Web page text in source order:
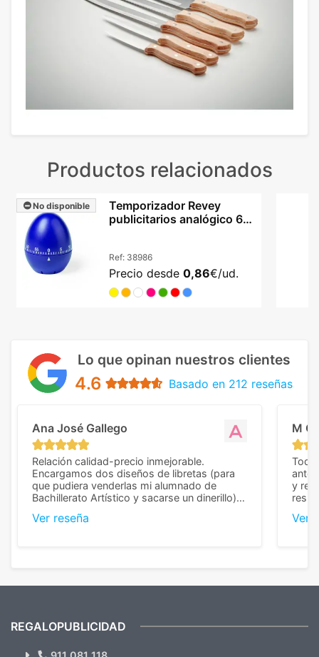
Productos relacionados
No disponible
Temporizador Revey
publicitarios analógico 60
Ref: 38986
Precio desde 0,86€/ud.
Lo que opinan nuestros clientes
4.6 Basado en 212 reseñas
Ana José Gallego
Relación calidad-precio inmejorable.
Encargamos dos diseños de libretas (para
que pudiera venderlas mi alumnado de
Bachillerato Artístico y sacarse un dinerillo) y
diferencia, con libretas de muy buena calidad
Ver reseña
M C
Todo
y
Ver
¿Quieres ver nuestras últimas
Novedades y Ofertas?
REGALOPUBLICIDAD